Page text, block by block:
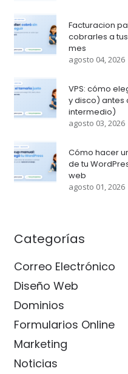
Facturacion
cobrarles a
mes
agosto 04, 2026
VPS: cómo
y disco) antes
intermedio)
agosto 03, 2026
Cómo hacer
de tu
web
agosto 01, 2026
Categorías
Correo Electrónico
Diseño Web
Dominios
Formularios Online
Marketing
Noticias